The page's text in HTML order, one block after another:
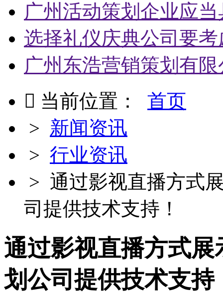
广州活动策划企业应
选择礼仪庆典公司要
广州东浩营销策划有
 当前位置： 首页
> 新闻资讯
> 行业资讯
> 通过影视直播方式
司提供技术支持！
通过影视直播方式
划公司提供技术支持